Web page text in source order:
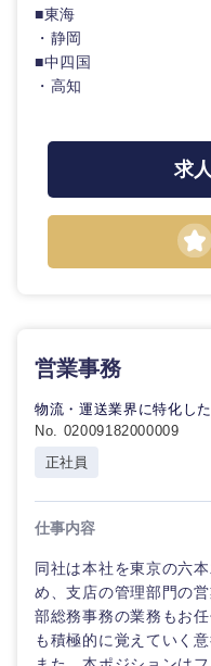
金融専門
職
務
職
その他
その他
法律・特許事務
人材・アウトソ
その他
東海地方
近畿地方
滋賀県
大阪府
■東海
・静岡
■中四国
・高知
求
営業事務
物流・運送業界に特化し
No. 02009182000009
正社員
仕事内容
同社は本社を東京の六
め、支店の管理部門の
部総務事務の業務もお
も積極的に覚えていく